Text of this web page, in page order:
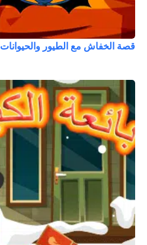
قصة الخفاش مع الطيور والحيوانات